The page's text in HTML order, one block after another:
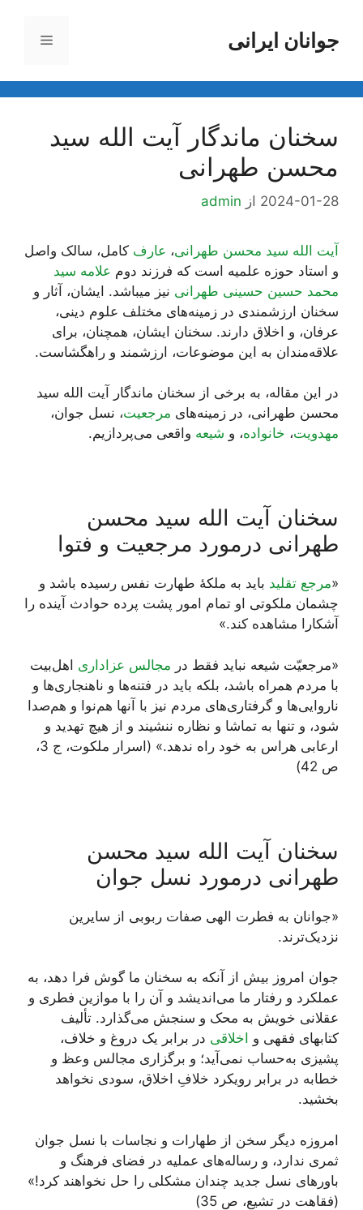
محتواجوانان ایرانی فهرست
سخنان ماندگار آیت الله سید
محسن طهرانی
2024-01-28 از admin
آیت الله سید محسن طهرانی، عارف کامل، سالک واصل
و استاد حوزه علمیه است که فرزند دوم علامه سید
محمد حسین حسینی طهرانی نیز میباشد. ایشان، آثار و
سخنان ارزشمندی در زمینه‌های مختلف علوم دینی،
عرفان، و اخلاق دارند. سخنان ایشان، همچنان، برای
علاقه‌مندان به این موضوعات، ارزشمند و راهگشاست.
در این مقاله، به برخی از سخنان ماندگار آیت الله سید
محسن طهرانی، در زمینه‌های مرجعیت، نسل جوان،
مهدویت، خانواده، و شیعه واقعی می‌پردازیم.
سخنان آیت الله سید محسن
طهرانی درمورد مرجعیت و فتوا
«مرجع تقلید باید به ملکۀ طهارت نفس رسیده باشد و
چشمان ملکوتى او تمام امور پشت پرده حوادث آینده را
آشکارا مشاهده کند.»
«مرجعیّت شیعه نباید فقط در مجالس عزاداری اهل‌بیت
با مردم همراه باشد، بلکه باید در فتنه‌ها و ناهنجاری‌ها و
ناروایی‌ها و گرفتاری‌های مردم نیز با آنها هم‌نوا و هم‌صدا
شود، و تنها به تماشا و نظاره ننشیند و از هیچ تهدید و
ارعابی هراس به خود راه ندهد.» (اسرار ملکوت، ج 3،
ص 42)
سخنان آیت الله سید محسن
طهرانی درمورد نسل جوان
«جوانان به فطرت الهی صفات ربوبی از سایرین
نزدیک‌ترند.
جوان‏ امروز بیش از آنکه به سخنان ما گوش فرا دهد، به
عملکرد و رفتار ما می‌‏اندیشد و آن را با موازین فطرى و
عقلانى خویش به محک و سنجش می‌‏گذارد. تألیف
کتاب‏هاى فقهى و اخلاقى در برابر یک دروغ و خلاف،
پشیزى به‏‌حساب نمی‌‏آید؛ و برگزارى مجالس وعظ و
خطابه در برابر رویکرد خلافِ اخلاق، سودى نخواهد
بخشید.
امروزه دیگر سخن از طهارات و نجاسات با نسل جوان
ثمرى ندارد، و رساله‏‌هاى عملیه در فضاى فرهنگ و
باورهاى نسل جدید چندان مشکلى را حل نخواهند کرد!»
(فقاهت در تشیع، ص 35)